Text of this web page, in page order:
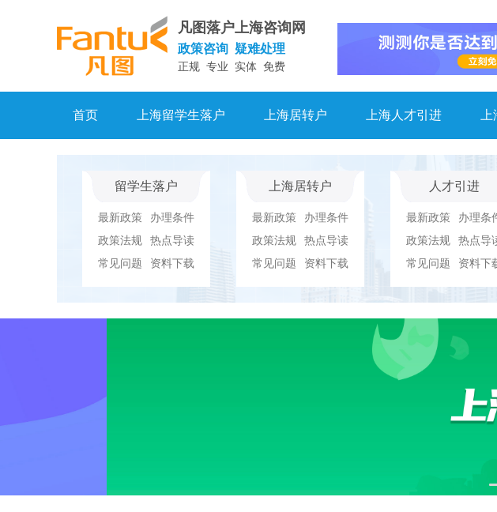
凡图落户上海咨询网
政策咨询 疑难处理
正规 专业 实体 免费
首页 上海留学生落户 上海居转户 上海人才引进
留学生落户
最新政策
办理条件
政策法规
热点导读
常见问题
资料下载
上海居转户
最新政策
办理条件
政策法规
热点导读
常见问题
资料下载
人才引进
最新政策
办理条
政策法规
热点导
常见问题
资料下